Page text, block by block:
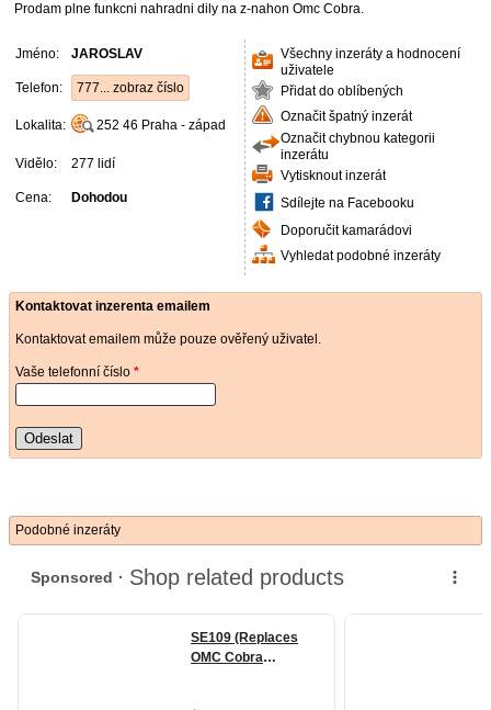
Prodam plne funkcni nahradni dily na z-nahon Omc Cobra.
Jméno: JAROSLAV
Telefon: 777... zobraz číslo
Lokalita: 252 46 Praha - západ
Vidělo: 277 lidí
Cena: Dohodou
Všechny inzeráty a hodnocení
uživatele
Přidat do oblíbených
Označit špatný inzerát
Označit chybnou kategorii
inzerátu
Vytisknout inzerát
Sdílejte na Facebooku
Doporučit kamarádovi
Vyhledat podobné inzeráty
Kontaktovat inzerenta emailem
Kontaktovat emailem může pouze ověřený uživatel.
Vaše telefonní číslo *
Odeslat
Podobné inzeráty